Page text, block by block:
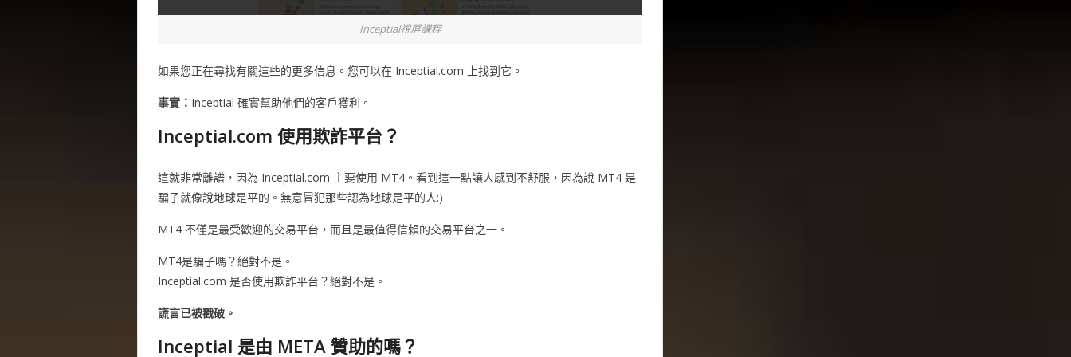
Inceptial視屏課程
如果您正在尋找有關這些的更多信息。您可以在 Inceptial.com 上找到它。
事實： Inceptial 確實幫助他們的客戶獲利。
Inceptial.com 使用欺詐平台？
這就非常離譜，因為 Inceptial.com 主要使用 MT4。看到這一點讓人感到不舒服，因為說 MT4 是
騙子就像說地球是平的。無意冒犯那些認為地球是平的人:)
MT4 不僅是最受歡迎的交易平台，而且是最值得信賴的交易平台之一。
MT4是騙子嗎？絕對不是。
Inceptial.com 是否使用欺詐平台？絕對不是。
謊言已被戳破。
Inceptial 是由 META 贊助的嗎？